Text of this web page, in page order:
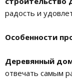
радость и
Особенности
Деревянный
отвечать самым